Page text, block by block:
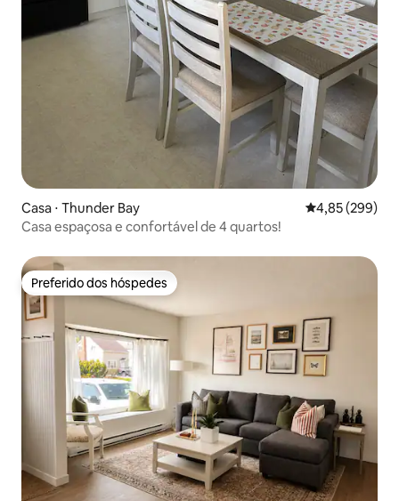
Casa ⋅ Thunder Bay 4,85 de uma
4,85 (299)
Casa espaçosa e confortável de 4 quartos!
Preferido dos hóspedes
Preferido dos hóspedes